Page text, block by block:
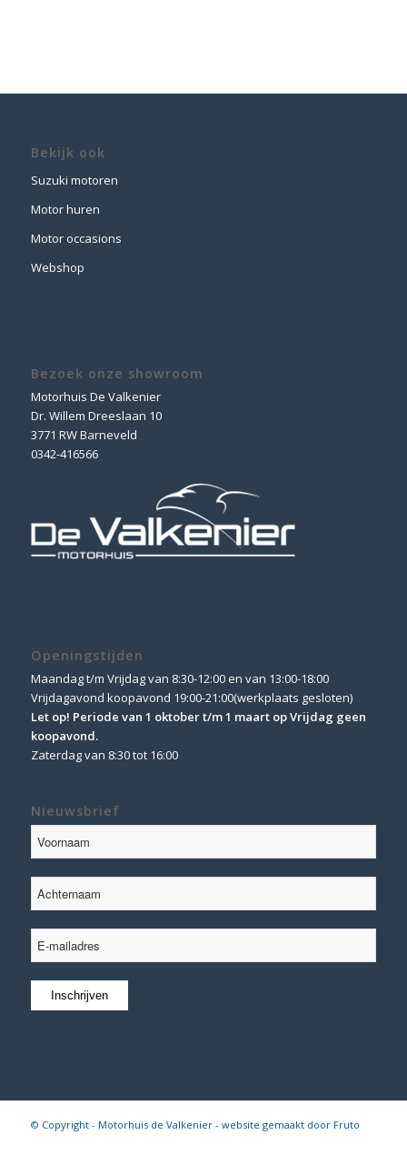
Bekijk ook
Suzuki motoren
Motor huren
Motor occasions
Webshop
Bezoek onze showroom
Motorhuis De Valkenier
Dr. Willem Dreeslaan 10
3771 RW Barneveld
0342-416566
Openingstijden
Maandag t/m Vrijdag van 8:30-12:00 en van 13:00-18:00
Vrijdagavond koopavond 19:00-21:00(werkplaats gesloten)
Let op! Periode van 1 oktober t/m 1 maart op Vrijdag geen
koopavond.
Zaterdag van 8:30 tot 16:00
Nieuwsbrief
© Copyright - Motorhuis de Valkenier - website gemaakt door Fruto